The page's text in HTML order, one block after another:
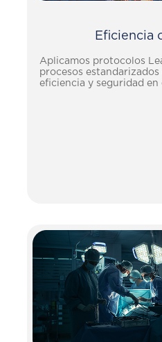
Eficiencia
Aplicamos protocolos
procesos
eficiencia y seguridad en